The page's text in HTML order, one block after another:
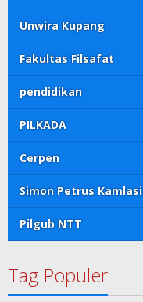
Unwira Kupang
Fakultas Filsafat
pendidikan
PILKADA
Cerpen
Simon Petrus Kamlasi
Pilgub NTT
Tag Populer